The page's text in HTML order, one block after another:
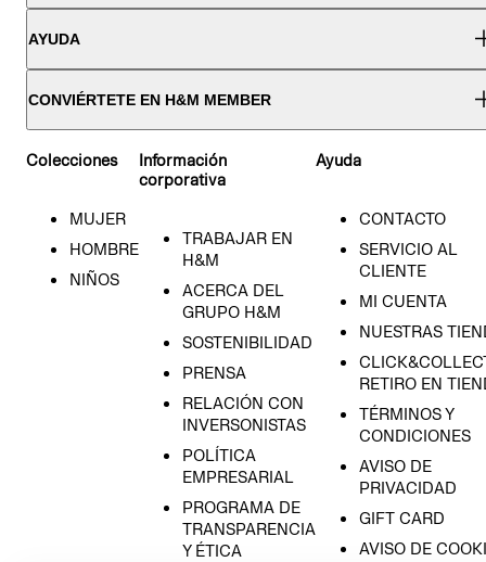
AYUDA
CONVIÉRTETE EN H&M MEMBER
Colecciones
MUJER
HOMBRE
NIÑOS
Información
corporativa
TRABAJAR EN
H&M
ACERCA DEL
GRUPO H&M
SOSTENIBILIDAD
PRENSA
RELACIÓN CON
INVERSONISTAS
POLÍTICA
EMPRESARIAL
PROGRAMA DE
TRANSPARENCIA
Y ÉTICA
Ayuda
CONTACTO
SERVICIO AL
CLIENTE
MI CUENTA
NUESTRAS
RETIRO EN
TÉRMINOS Y
CONDICIONES
AVISO DE
PRIVACIDAD
GIFT CARD
AVISO DE